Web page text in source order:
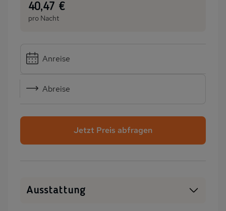
:40,47 €
pro Nacht
Anreise
Abreise
Jetzt Preis abfragen
Ausstattung